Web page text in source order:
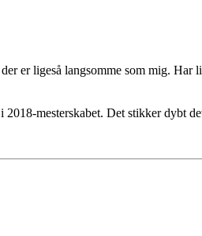
er ligeså langsomme som mig. Har
mesterskabet. Det stikker dybt